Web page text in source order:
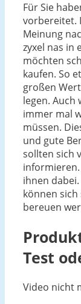
Für Sie
vorbereitet.
Meinung
zyxel nas in
möchten
kaufen. So
großen
legen. Auch
immer mal
müssen.
und gute
sollten sich
ihnen
können sich
bereuen
Test
Video nicht